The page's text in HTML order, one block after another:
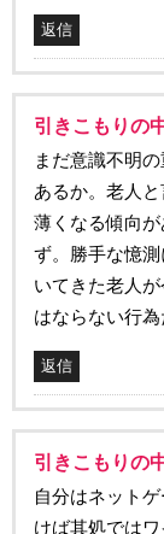
返信
引きこもりの
まだ意識不明
あるか。老人
薄くなる傾向
ず。勝手な憶
いてきた老人
はならない行為
返信
引きこもりの
自分はネット
けば其処では